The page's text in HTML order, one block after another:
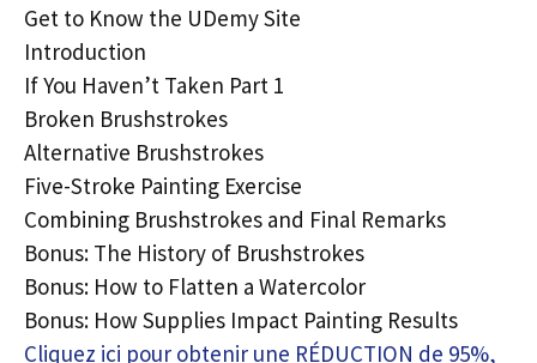
Get to Know the UDemy Site
Introduction
If You Haven’t Taken Part 1
Broken Brushstrokes
Alternative Brushstrokes
Five-Stroke Painting Exercise
Combining Brushstrokes and Final Remarks
Bonus: The History of Brushstrokes
Bonus: How to Flatten a Watercolor
Bonus: How Supplies Impact Painting Results
Cliquez ici pour obtenir une RÉDUCTION de 95%,